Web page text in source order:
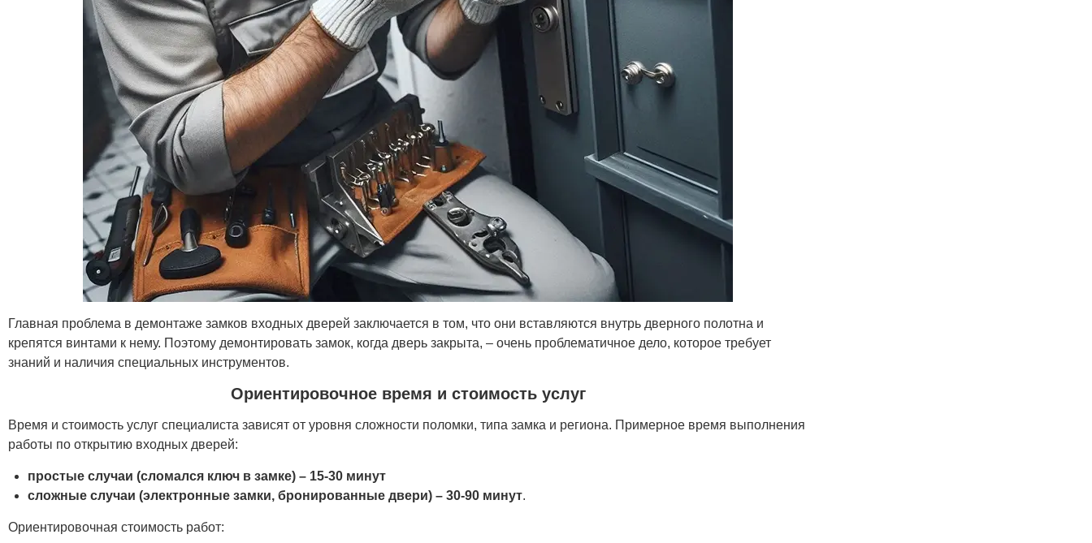
Главная проблема в демонтаже замков входных дверей заключается в том, что они вставляются внутрь дверного полотна и
крепятся винтами к нему. Поэтому демонтировать замок, когда дверь закрыта, – очень проблематичное дело, которое требует
знаний и наличия специальных инструментов.
Ориентировочное время и стоимость услуг
Время и стоимость услуг специалиста зависят от уровня сложности поломки, типа замка и региона. Примерное время выполнения
работы по открытию входных дверей:
простые случаи (сломался ключ в замке) – 15-30 минут
сложные случаи (электронные замки, бронированные двери) – 30-90 минут.
Ориентировочная стоимость работ: